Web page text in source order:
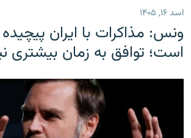
اسد ۱۶, ۱۴۰۵
ونس: مذاکرات با ایران
است؛ توافق به زمان بیشتری